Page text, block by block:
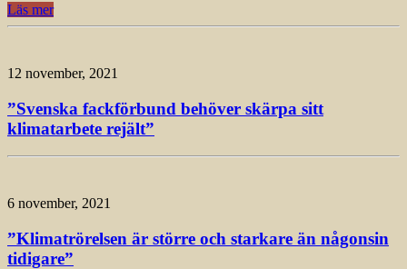
Läs mer
12 november, 2021
”Svenska fackförbund behöver skärpa sitt
klimatarbete rejält”
6 november, 2021
”Klimatrörelsen är större och starkare än någonsin
tidigare”